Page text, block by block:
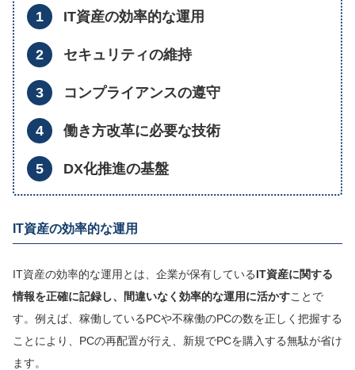
IT資産の効率的な運用
セキュリティの維持
コンプライアンスの遵守
働き方改革に必要な技術
DX化推進の基盤
IT資産の効率的な運用
IT資産の効率的な運用とは、企業が保有しているIT資産に関する
情報を正確に記録し、間違いなく効率的な運用に活かすことで
す。例えば、稼働しているPCや不稼働のPCの数を正しく把握する
ことにより、PCの再配置が行え、新規でPCを購入する無駄が省け
ます。